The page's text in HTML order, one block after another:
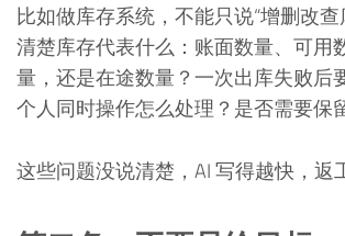
比如做库存系统，不能只说“增删改
清楚库存代表什么：账面数量、可用
量，还是在途数量？一次出库失败后
个人同时操作怎么处理？是否需要保
这些问题没说清楚，AI 写得越快，返